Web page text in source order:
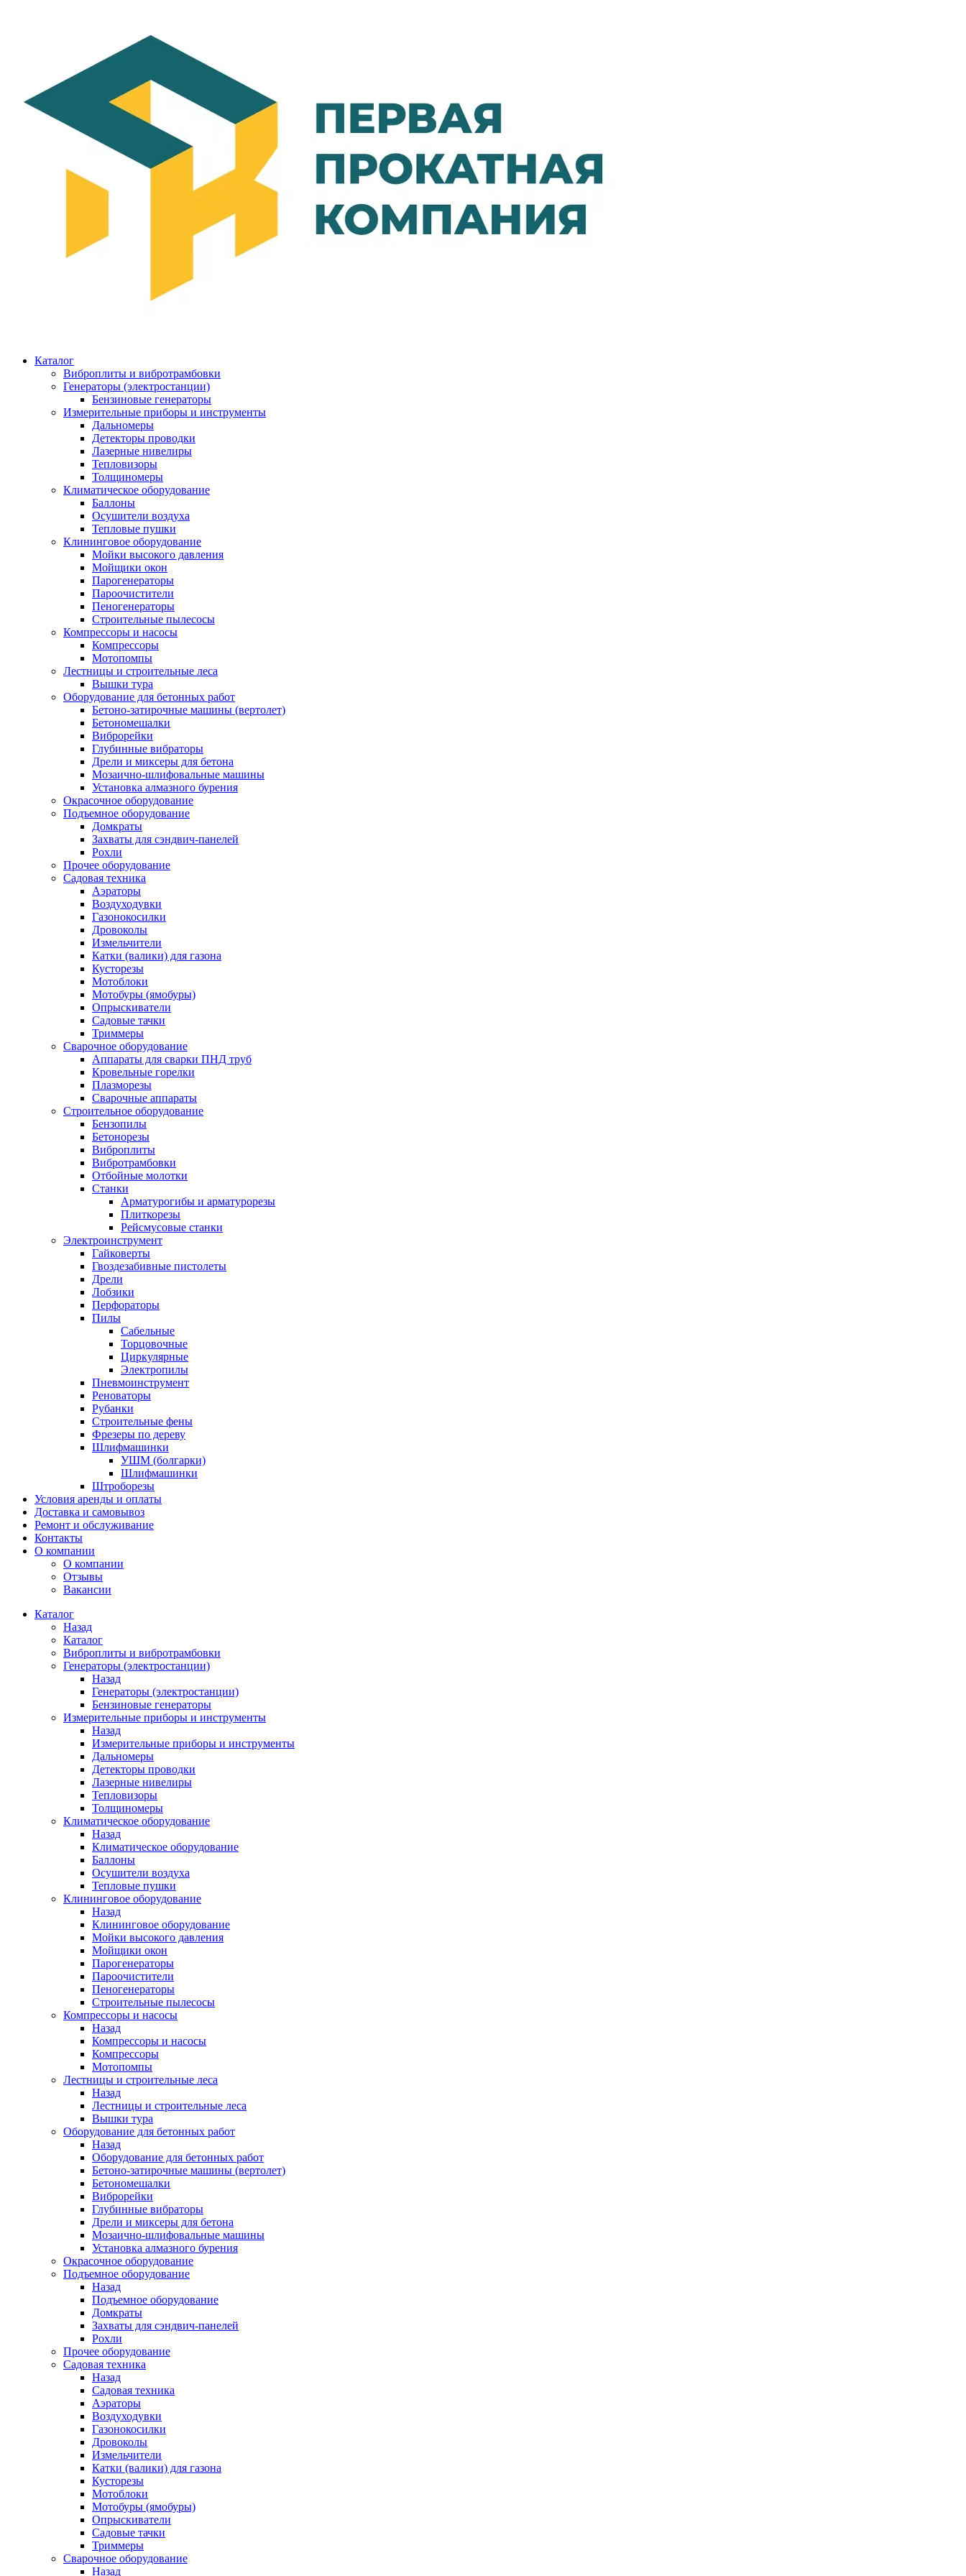
Каталог
Виброплиты и вибротрамбовки
Генераторы (электростанции)
Бензиновые генераторы
Измерительные приборы и инструменты
Дальномеры
Детекторы проводки
Лазерные нивелиры
Тепловизоры
Толщиномеры
Климатическое оборудование
Баллоны
Осушители воздуха
Тепловые пушки
Клининговое оборудование
Мойки высокого давления
Мойщики окон
Парогенераторы
Пароочистители
Пеногенераторы
Строительные пылесосы
Компрессоры и насосы
Компрессоры
Мотопомпы
Лестницы и строительные леса
Вышки тура
Оборудование для бетонных работ
Бетоно-затирочные машины (вертолет)
Бетономешалки
Виброрейки
Глубинные вибраторы
Дрели и миксеры для бетона
Мозаично-шлифовальные машины
Установка алмазного бурения
Окрасочное оборудование
Подъемное оборудование
Домкраты
Захваты для сэндвич-панелей
Рохли
Прочее оборудование
Садовая техника
Аэраторы
Воздуходувки
Газонокосилки
Дровоколы
Измельчители
Катки (валики) для газона
Кусторезы
Мотоблоки
Мотобуры (ямобуры)
Опрыскиватели
Садовые тачки
Триммеры
Сварочное оборудование
Аппараты для сварки ПНД труб
Кровельные горелки
Плазморезы
Сварочные аппараты
Строительное оборудование
Бензопилы
Бетонорезы
Виброплиты
Вибротрамбовки
Отбойные молотки
Станки
Арматурогибы и арматурорезы
Плиткорезы
Рейсмусовые станки
Электроинструмент
Гайковерты
Гвоздезабивные пистолеты
Дрели
Лобзики
Перфораторы
Пилы
Сабельные
Торцовочные
Циркулярные
Электропилы
Пневмоинструмент
Реноваторы
Рубанки
Строительные фены
Фрезеры по дереву
Шлифмашинки
УШМ (болгарки)
Шлифмашинки
Штроборезы
Условия аренды и оплаты
Доставка и самовывоз
Ремонт и обслуживание
Контакты
О компании
О компании
Отзывы
Вакансии
Каталог
Назад
Каталог
Виброплиты и вибротрамбовки
Генераторы (электростанции)
Назад
Генераторы (электростанции)
Бензиновые генераторы
Измерительные приборы и инструменты
Назад
Измерительные приборы и инструменты
Дальномеры
Детекторы проводки
Лазерные нивелиры
Тепловизоры
Толщиномеры
Климатическое оборудование
Назад
Климатическое оборудование
Баллоны
Осушители воздуха
Тепловые пушки
Клининговое оборудование
Назад
Клининговое оборудование
Мойки высокого давления
Мойщики окон
Парогенераторы
Пароочистители
Пеногенераторы
Строительные пылесосы
Компрессоры и насосы
Назад
Компрессоры и насосы
Компрессоры
Мотопомпы
Лестницы и строительные леса
Назад
Лестницы и строительные леса
Вышки тура
Оборудование для бетонных работ
Назад
Оборудование для бетонных работ
Бетоно-затирочные машины (вертолет)
Бетономешалки
Виброрейки
Глубинные вибраторы
Дрели и миксеры для бетона
Мозаично-шлифовальные машины
Установка алмазного бурения
Окрасочное оборудование
Подъемное оборудование
Назад
Подъемное оборудование
Домкраты
Захваты для сэндвич-панелей
Рохли
Прочее оборудование
Садовая техника
Назад
Садовая техника
Аэраторы
Воздуходувки
Газонокосилки
Дровоколы
Измельчители
Катки (валики) для газона
Кусторезы
Мотоблоки
Мотобуры (ямобуры)
Опрыскиватели
Садовые тачки
Триммеры
Сварочное оборудование
Назад